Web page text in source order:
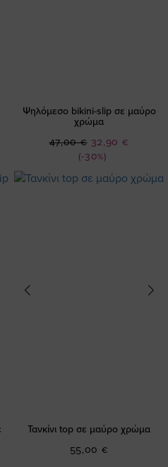
Ψηλόμεσο bikini-slip σε μαύρο
χρώμα
(-30%)
Ειδική
Τιμή
32,90 €
47,00 €
Τανκίνι top σε μαύρο χρώμα
55,00 €